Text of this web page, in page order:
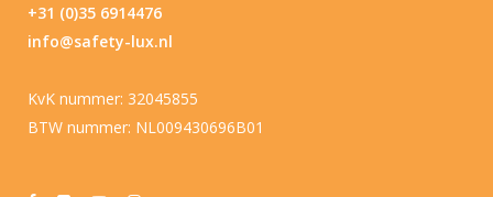
+31 (0)35 6914476
info@safety-lux.nl
KvK nummer: 32045855
BTW nummer: NL009430696B01